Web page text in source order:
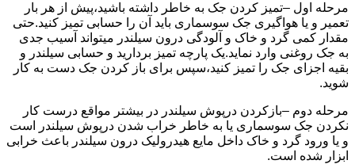
مرحله اول –تمیز کردن جک به خاطر داشته باشید،پیش از هر بار
تعمیر و یا هواگیری جک سوسماری باید آن را حسابی تمیز کنید.حتی
مقدار کمی گرد و خاک و آلودگی درون سیلندر میتواند آسیب جدی
به جک روغنی وارد نماید.یک پارچه تمیز بردارید و حسابی سیلندر و
بقیه اجزای جک را تمیز کنید،سپس برای باز کردن جک دست به کار
شوید.
مرحله دوم –بازکردن درپوش سیلندر در بیشتر مواقع درست کار
نکردن جک سوسماری یا به خاطر خراب شدن درپوش سیلندر است
و یا ورود گرد و خاک داخل مایع هیدرولیک درون سیلندر باعث خرابی
ابزار شده است.